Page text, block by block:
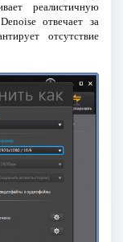
реалистичную
отвечает за
отсутствие